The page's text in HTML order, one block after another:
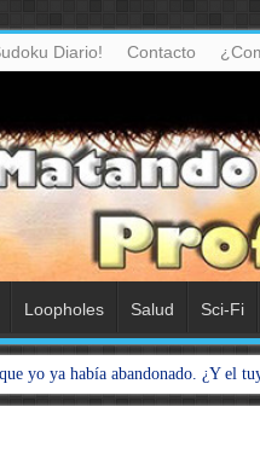
Diario! Contacto
Loopholes Salud Sci-Fi
yo ya había abandonado. ¿Y el